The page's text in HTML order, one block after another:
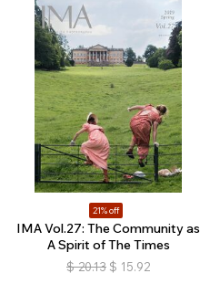
21% off
IMA Vol.27: The Community as
A Spirit of The Times
$ 20.13 $ 15.92